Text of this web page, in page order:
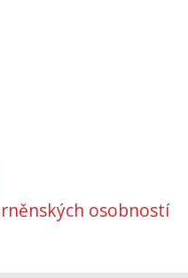
osobností